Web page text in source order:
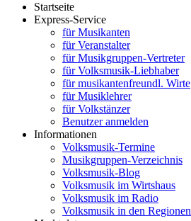
Startseite
Express-Service
für Musikanten
für Veranstalter
für Musikgruppen-Vertreter
für Volksmusik-Liebhaber
für musikantenfreundl. Wirte
für Musiklehrer
für Volkstänzer
Benutzer anmelden
Informationen
Volksmusik-Termine
Musikgruppen-Verzeichnis
Volksmusik-Blog
Volksmusik im Wirtshaus
Volksmusik im Radio
Volksmusik in den Regionen